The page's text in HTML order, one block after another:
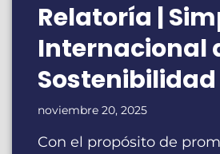
Relatoría |
Internacional
Sostenibilidad
noviembre 20, 2025
Con el propósito de